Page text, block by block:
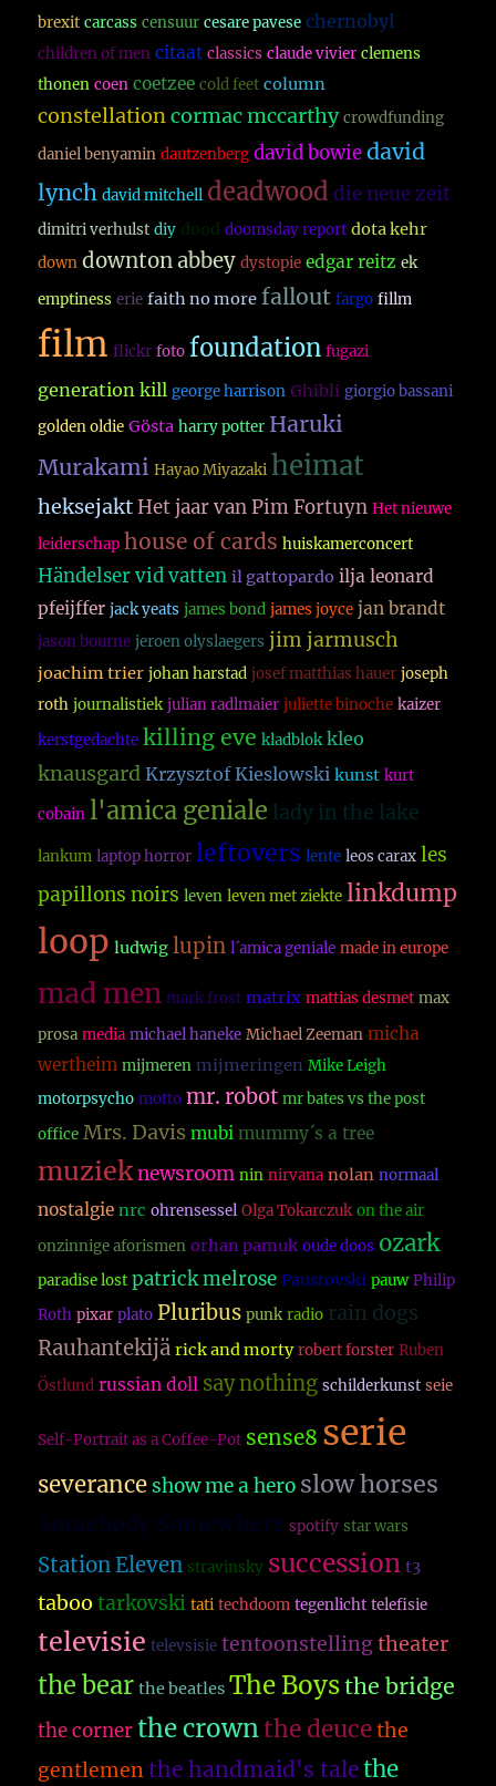
brexit carcass censuur cesare pavese chernobyl
children of men citaat classics claude vivier clemens
thonen coen coetzee cold feet column
constellationcormac mccarthy crowdfunding
daniel benyamin dautzenberg david bowie david
lynch david mitchell deadwood die neue zeit
dimitri verhulst diy dood doomsday report dota kehr
down downton abbey dystopie edgar reitz ek
emptiness erie faith no more fallout fargo fillm
film flickr foto foundation fugazi
generation kill george harrison Ghibli giorgio bassani
golden oldie Gösta harry potter Haruki
Murakami Hayao Miyazaki heimat
heksejakt Het jaar van Pim Fortuyn Het nieuwe
leiderschap house of cards huiskamerconcert
Händelser vid vatten il gattopardo ilja leonard
pfeijffer jack yeats james bond james joyce jan brandt
jason bourne jeroen olyslaegers jim jarmusch
joachim trier johan harstad josef matthias hauer joseph
roth journalistiek julian radlmaier juliette binoche kaizer
kerstgedachte killing eve kladblok kleo
knausgard Krzysztof Kieslowski kunst kurt
cobain l'amica geniale lady in the lake
lankum laptop horror leftovers lente leos carax les
papillons noirs leven leven met ziekte linkdump
loop ludwig lupin l´amica geniale made in europe
mad men mark frost matrix mattias desmet max
prosa media michael haneke Michael Zeeman micha
wertheim mijmeren mijmeringen Mike Leigh
motorpsycho motto mr. robot mr bates vs the post
office Mrs. Davis mubi mummy´s a tree
muzieknewsroom nin nirvana nolan normaal
nostalgie nrc ohrensessel Olga Tokarczuk on the air
onzinnige aforismen orhan pamuk oude doos ozark
paradise lost patrick melrose Paustovski pauw Philip
Roth pixar plato Pluribus punk radio rain dogs
Rauhantekijä rick and morty robert forster Ruben
Östlund russian doll say nothing schilderkunst seie
Self-Portrait as a Coffee-Pot sense8 serie
severance show me a hero slow horses
Somebody Somewhere spotify star wars
Station Eleven stravinsky succession t3
taboo tarkovski tati techdoom tegenlicht telefisie
televisie televsisie tentoonstelling theater
the bear the beatles The Boysthe bridge
the corner the crownthe deuce the
gentlemen the handmaid's talethe